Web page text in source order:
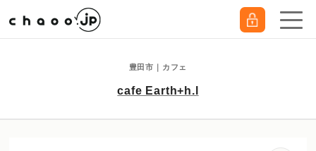
豊田市｜カフェ
cafe Earth+h.l